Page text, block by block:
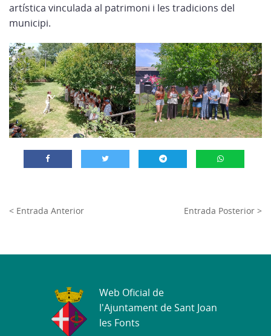
artística vinculada al patrimoni i les tradicions del
municipi.
< Entrada Anterior Entrada Posterior >
Web Oficial de
l'Ajuntament de Sant Joan
les Fonts